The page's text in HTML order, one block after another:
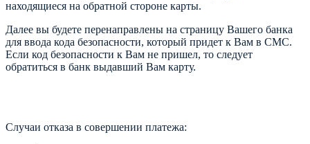
находящиеся на обратной стороне карты.
Далее вы будете перенаправлены на страницу Вашего банка
для ввода кода безопасности, который придет к Вам в СМС.
Если код безопасности к Вам не пришел, то следует
обратиться в банк выдавший Вам карту.
Случаи отказа в совершении платежа: